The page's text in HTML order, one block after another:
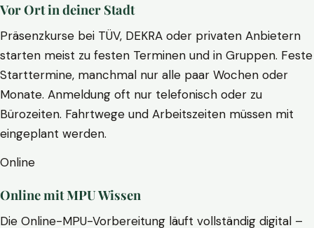
Vor Ort in deiner Stadt
Präsenzkurse bei TÜV, DEKRA oder privaten Anbietern
starten meist zu festen Terminen und in Gruppen. Feste
Starttermine, manchmal nur alle paar Wochen oder
Monate. Anmeldung oft nur telefonisch oder zu
Bürozeiten. Fahrtwege und Arbeitszeiten müssen mit
eingeplant werden.
Online
Online mit MPU Wissen
Die Online-MPU-Vorbereitung läuft vollständig digital –